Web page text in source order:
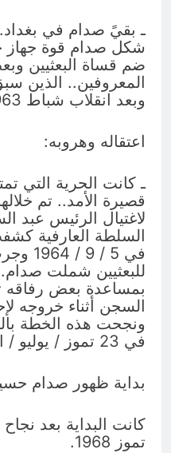
ـ بقيً صدام في بغداد..
ضم قساة البعثيين
المعروفين.. الذين
وبعد انقلاب شباط 1963.
اعتقاله وهروبه:
قصيرة الأمد.. تم
لاغتيال الرئيس عبد
السلطة العارفية
في 5 /
للبعثيين شملت
بمساعدة بعض رفاقه
السجن أثناء خروجه
ونجحت هذه الخطة
في 23 تموز / يوليو / العام 1966.
بداية ظهور صدام
تموز 1968.